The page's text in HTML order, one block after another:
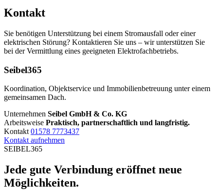
Kontakt
Sie benötigen Unterstützung bei einem Stromausfall oder einer
elektrischen Störung? Kontaktieren Sie uns – wir unterstützen Sie
bei der Vermittlung eines geeigneten Elektrofachbetriebs.
Seibel365
Koordination, Objektservice und Immobilienbetreuung unter einem
gemeinsamen Dach.
Unternehmen Seibel GmbH & Co. KG
Arbeitsweise Praktisch, partnerschaftlich und langfristig.
Kontakt 01578 7773437
Kontakt aufnehmen
SEIBEL365
Jede gute Verbindung eröffnet neue
Möglichkeiten.